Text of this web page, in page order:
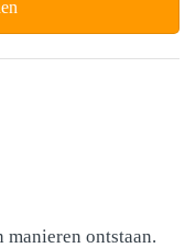
ontstaan.